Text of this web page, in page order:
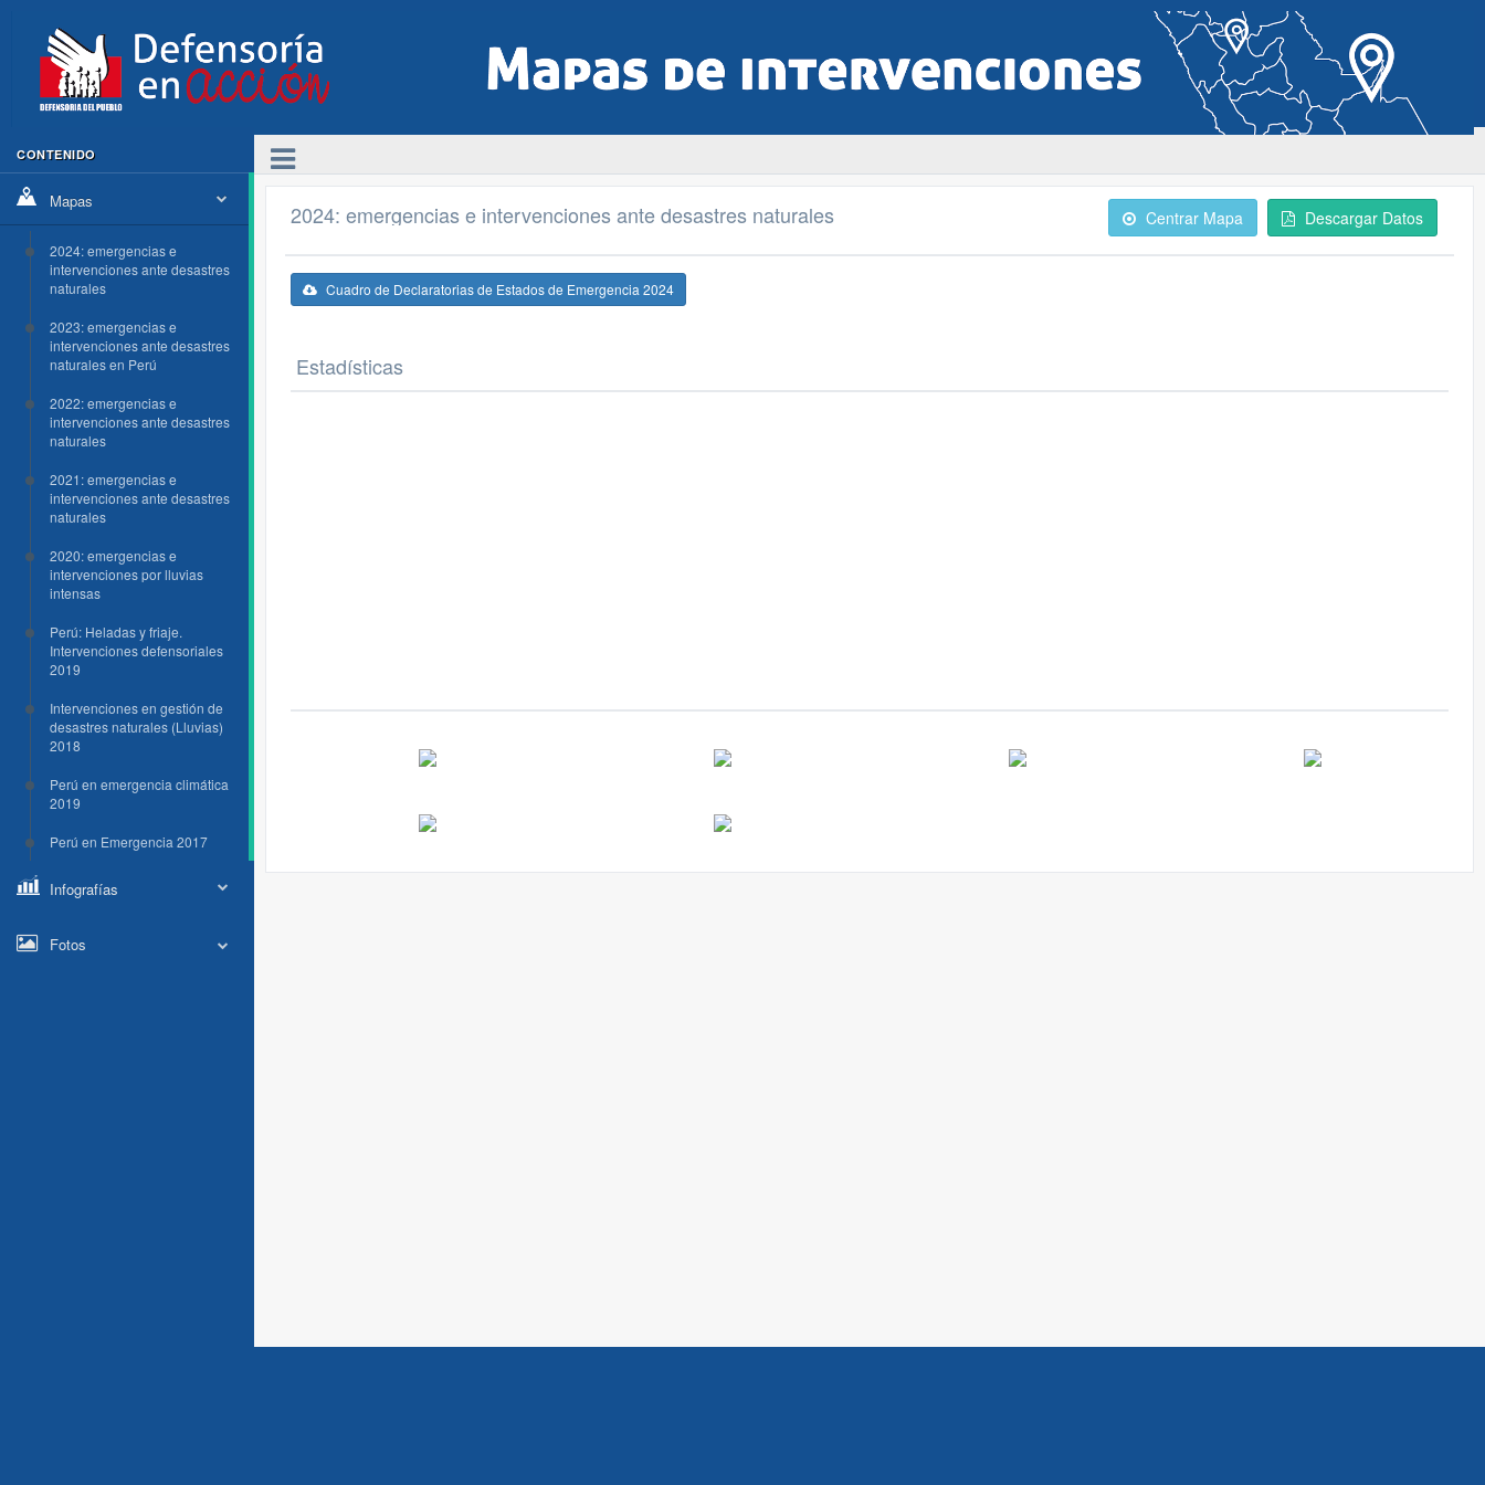
CONTENIDO
Mapas
2024: emergencias e
intervenciones ante desastres
naturales
2023: emergencias e
intervenciones ante desastres
naturales en Perú
2022: emergencias e
intervenciones ante desastres
naturales
2021: emergencias e
intervenciones ante desastres
naturales
2020: emergencias e
intervenciones por lluvias
intensas
Perú: Heladas y friaje.
Intervenciones defensoriales
2019
Intervenciones en gestión de
desastres naturales (Lluvias)
2018
Perú en emergencia climática
2019
Perú en Emergencia 2017
Infografías
Fotos
2024: emergencias e intervenciones ante desastres naturales Centrar Mapa Descargar Datos
Cuadro de Declaratorias de Estados de Emergencia 2024
Estadísticas